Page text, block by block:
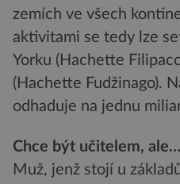
zemích ve všech
aktivitami se tedy lze
Yorku (Hachette
(Hachette Fudžinago).
odhaduje na jednu
Chce být učitelem, ale…
Muž, jenž stojí u